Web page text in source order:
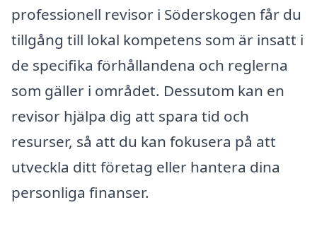
professionell revisor i Söderskogen får du
tillgång till lokal kompetens som är insatt i
de specifika förhållandena och reglerna
som gäller i området. Dessutom kan en
revisor hjälpa dig att spara tid och
resurser, så att du kan fokusera på att
utveckla ditt företag eller hantera dina
personliga finanser.